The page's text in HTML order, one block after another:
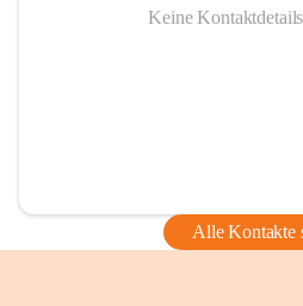
Keine
Alle Kontakte